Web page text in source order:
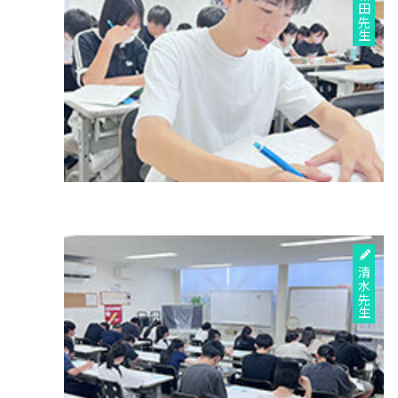
和田先生
清水先生